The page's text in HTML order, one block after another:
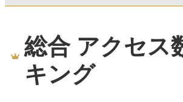
総合 アクセス
キング